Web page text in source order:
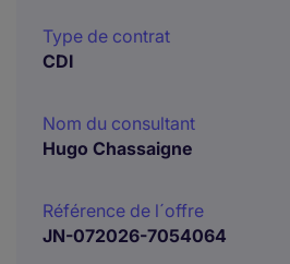
Type de contrat
CDI
Nom du consultant
Hugo Chassaigne
Référence de l´offre
JN-072026-7054064